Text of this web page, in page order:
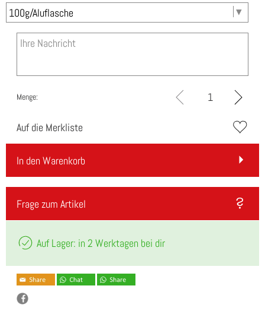
Menge:
Auf die Merkliste
In den Warenkorb
Frage zum Artikel
Auf Lager: in 2 Werktagen bei dir